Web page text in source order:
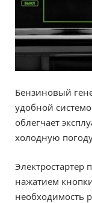
Бензиновый
удобной
облегчает
холодную
Электростартер
нажатием
необходимость